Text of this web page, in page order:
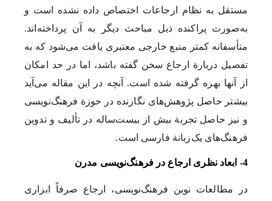
مستقل به نظام ارجاعات اختصاص داده نشده است و
به‌صورت پراکنده ذیل مباحث دیگر به آن پرداخته‌اند.
متأسفانه کمتر منبع خارجی معتبری یافت می‌شود که به
تفصیل دربارة ارجاع سخن گفته باشد، ‌اما در حد امکان
از آنها بهره گرفته شده است. آنچه در این مقاله می‌آید
بیشتر حاصل پژوهش‌های نگارنده در حوزة ‌فرهنگ‌نویسی
و نیز حاصل تجربة ‌بیش از بیست‌ساله در تألیف و تدوین
فرهنگ‌های یک‌زبانة ‌فارسی است.
4- ابعاد نظری ارجاع در فرهنگ‌نویسی مدرن
در مطالعات نوین فرهنگ‌نویسی، ارجاع صرفاً ابزاری